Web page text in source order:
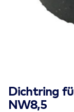
Dichtring
NW8,5